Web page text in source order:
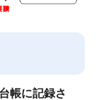
帳に記録さ